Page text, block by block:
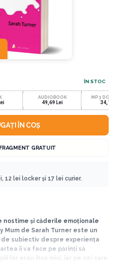
ÎN STOC
AUDIOBOOK
49,69 Lei
MP3
34,78
ÎN COȘ
GRATUIT
12 lei locker și 17 lei curier.
nostime și căderile emoționale
Mum de Sarah Turner este un
subiectiv despre experiența
îi va face pe părinți să
lor erau încă mici, iar pe cei care